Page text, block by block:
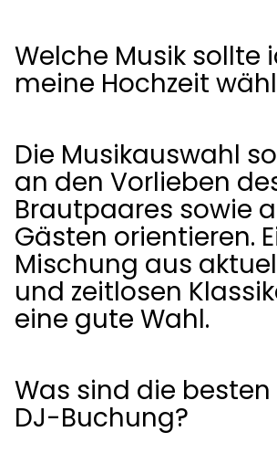
Welche Musik sollte
meine Hochzeit
Die Musikauswahl
an den Vorlieben
Brautpaares sowie
Gästen orientieren.
Mischung aus
und zeitlosen
eine gute Wahl.
Was sind die besten
DJ-Buchung?